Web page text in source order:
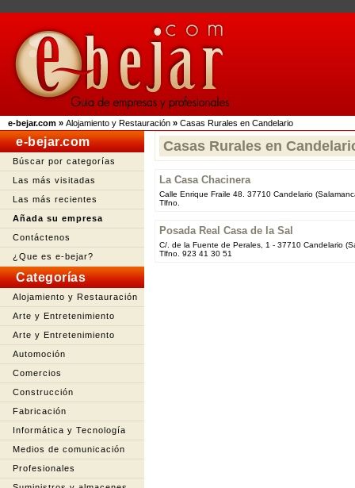
e-bejar.com » Alojamiento y Restauración » Casas Rurales en Candelario
e-bejar.com
Búscar por categorías
Las más visitadas
Las más recientes
Añada su empresa
Contáctenos
¿Que es e-bejar?
Categorías
Alojamiento y Restauración
Arte y Entretenimiento
Arte y Entretenimiento
Automoción
Comercios
Construcción
Fabricación
Informática y Tecnología
Medios de comunicación
Profesionales
Casas Rurales en
La Casa Chacinera
Calle Enrique Fraile 48. 37710 Candelario
Tlfno.
Posada Real Casa de la Sal
C/. de la Fuente de Perales, 1 - 37710 Candelario
Tlfno. 923 41 30 51